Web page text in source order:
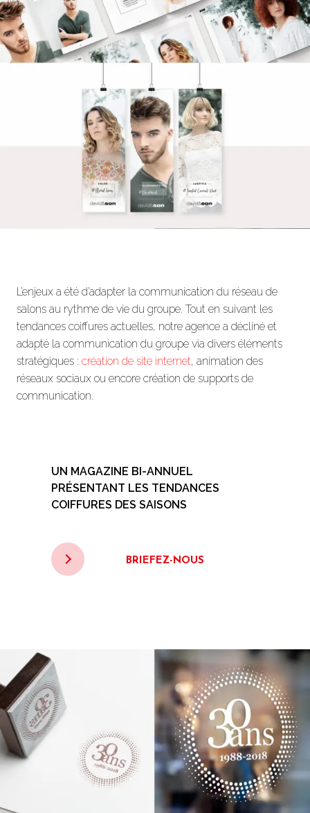
L’enjeux a été d’adapter la communication du réseau de
salons au rythme de vie du groupe. Tout en suivant les
tendances coiffures actuelles, notre agence a décliné et
adapté la communication du groupe via divers éléments
stratégiques : création de site internet, animation des
réseaux sociaux ou encore création de supports de
communication.
UN MAGAZINE BI-ANNUEL
PRÉSENTANT LES TENDANCES
COIFFURES DES SAISONS
BRIEFEZ-NOUS